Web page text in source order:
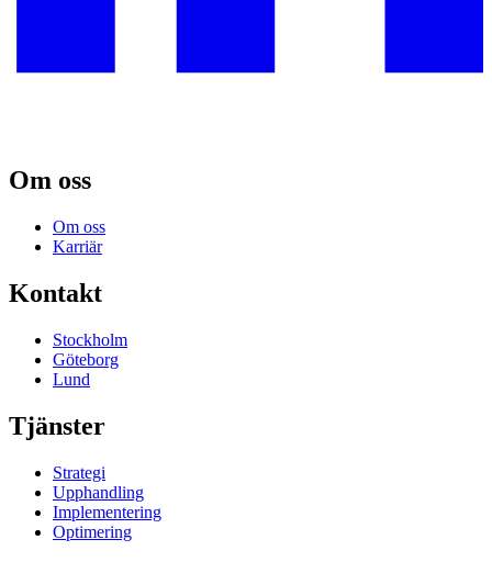
Om oss
Om oss
Karriär
Kontakt
Stockholm
Göteborg
Lund
Tjänster
Strategi
Upphandling
Implementering
Optimering